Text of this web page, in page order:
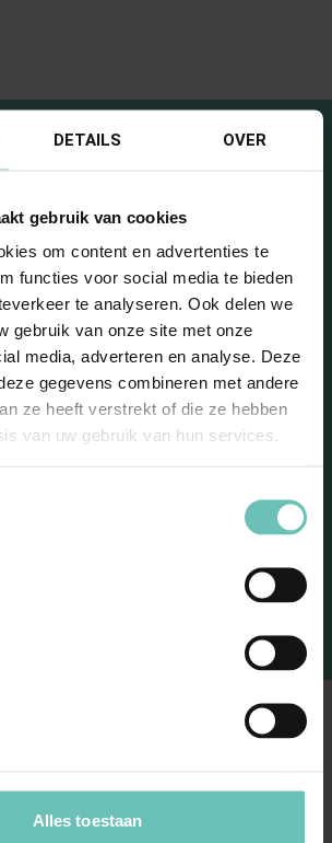
DETAILS OVER
gebruik van cookies
om content en advertenties te
functies voor social media te bieden
te analyseren. Ook delen we
gebruik van onze site met onze
media, adverteren en analyse. Deze
gegevens combineren met andere
ze heeft verstrekt of die ze hebben
van uw gebruik van hun services.
Alles toestaan
de hoogte met
nieuwsbrief